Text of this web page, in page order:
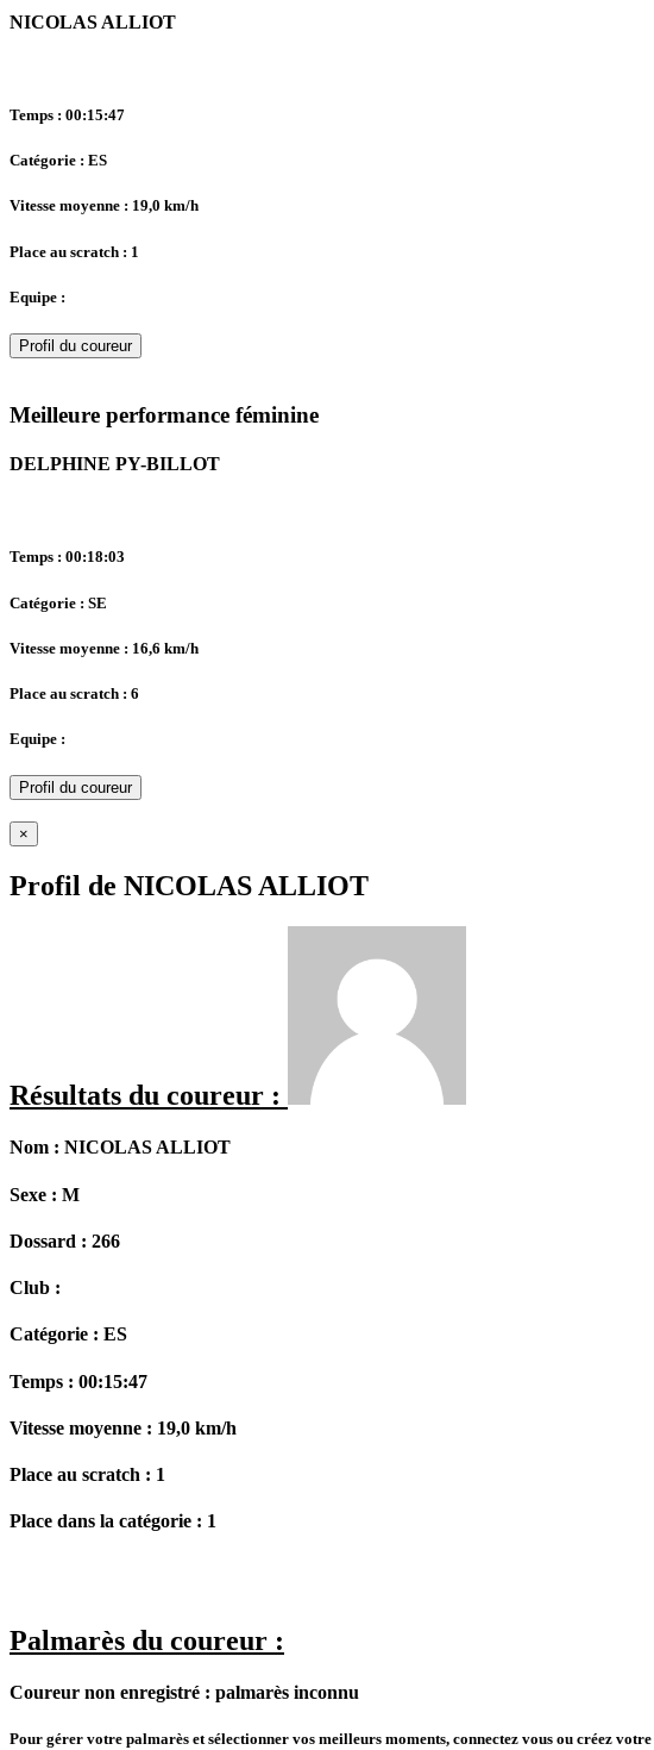
NICOLAS ALLIOT
Temps : 00:15:47
Catégorie : ES
Vitesse moyenne : 19,0 km/h
Place au scratch : 1
Equipe :
Profil du coureur
Meilleure performance féminine
DELPHINE PY-BILLOT
Temps : 00:18:03
Catégorie : SE
Vitesse moyenne : 16,6 km/h
Place au scratch : 6
Equipe :
Profil du coureur
×
Profil de NICOLAS ALLIOT
Résultats du coureur :
Nom : NICOLAS ALLIOT
Sexe : M
Dossard : 266
Club :
Catégorie : ES
Temps : 00:15:47
Vitesse moyenne : 19,0 km/h
Place au scratch : 1
Place dans la catégorie : 1
Palmarès du coureur :
Coureur non enregistré : palmarès inconnu
Pour gérer votre palmarès et sélectionner vos meilleurs moments, connectez vous ou créez